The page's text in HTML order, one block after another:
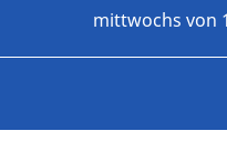
mittwochs von